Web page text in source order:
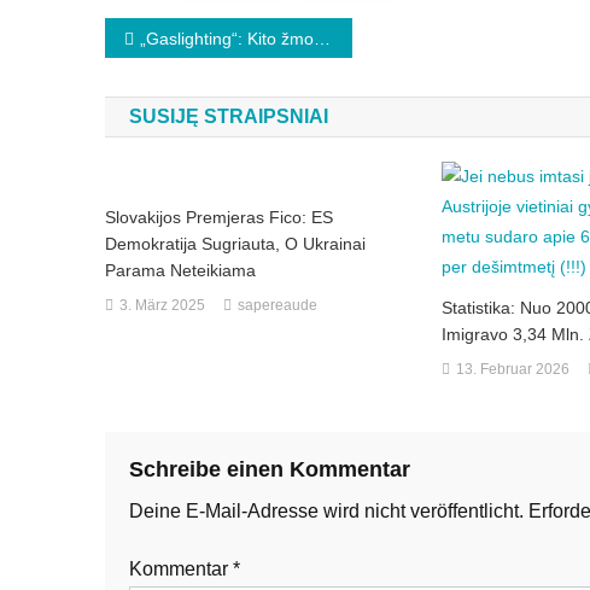
Beitragsnavigation
„Gaslighting“: Kito žmogaus realybės formavimo psichologija
SUSIJĘ STRAIPSNIAI
Slovakijos Premjeras Fico: ES
Demokratija Sugriauta, O Ukrainai
Parama Neteikiama
3. März 2025 sapereaude
Statistika: Nuo
Imigravo 3,34 Mln.
13. Februar 2026
Schreibe einen Kommentar
Deine E-Mail-Adresse wird nicht veröffentlicht.
Kommentar *